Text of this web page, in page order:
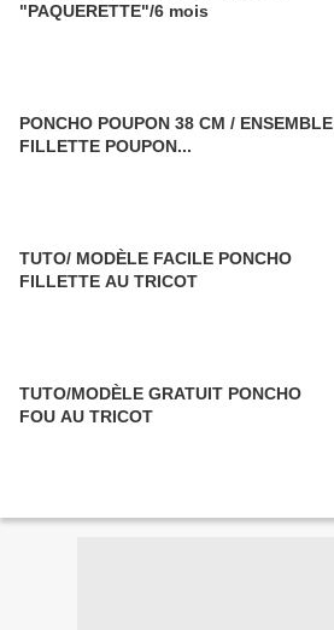
"PAQUERETTE"/6 mois
PONCHO POUPON 38 CM / ENSEMBLE
FILLETTE POUPON...
TUTO/ MODÈLE FACILE PONCHO
FILLETTE AU TRICOT
TUTO/MODÈLE GRATUIT PONCHO
FOU AU TRICOT